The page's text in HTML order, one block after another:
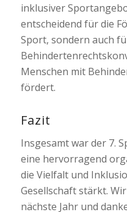
inklusiver
entscheidend für die
Sport, sondern auch
Menschen mit
fördert.
Fazit
Insgesamt war der 7.
eine hervorragend
die Vielfalt und
Gesellschaft stärkt.
nächste Jahr und